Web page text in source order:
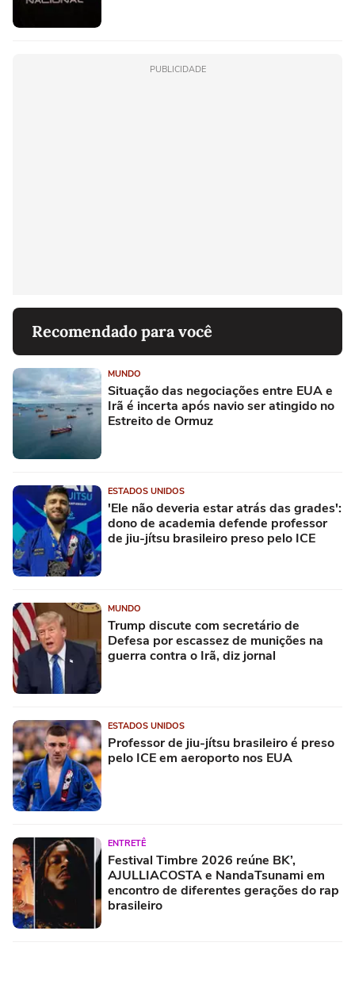
PUBLICIDADE
Recomendado para você
MUNDO
Situação das negociações entre EUA e
Irã é incerta após navio ser atingido no
Estreito de Ormuz
ESTADOS UNIDOS
'Ele não deveria estar atrás das grades':
dono de academia defende professor
de jiu-jítsu brasileiro preso pelo ICE
MUNDO
Trump discute com secretário de
Defesa por escassez de munições na
guerra contra o Irã, diz jornal
ESTADOS UNIDOS
Professor de jiu-jítsu brasileiro é preso
pelo ICE em aeroporto nos EUA
ENTRETÊ
Festival Timbre 2026 reúne BK’,
AJULLIACOSTA e NandaTsunami em
encontro de diferentes gerações do rap
brasileiro